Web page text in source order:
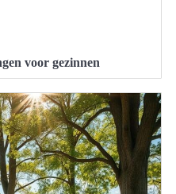
voor gezinnen